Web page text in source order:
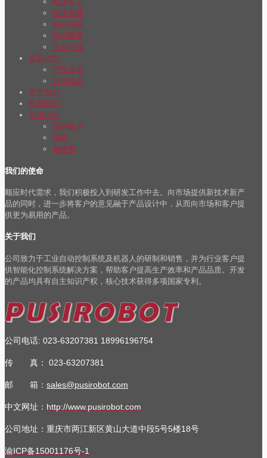
物流仓储
食品包装
纺织服装
文创行业
最新消息
产品发布
公司动态
关于我们
联系我们
商城中心
我的帐户
结账
购物车
我们的使命
顺应时代需求，我们积极投入到研发工作中去。向市场提供新技术新产
品的同时，进一步将客户的意见融于产品设计中，从而向市场和客户提
供更为易用的产品。
关于我们
公司致力于工业自动控制系统及机器人的研制和销售，并为行业客户提
供智能化控制系统解决方案，帮助客户提高生产效率和产品品质。开发
的产品均具有自主知识产权，核心技术获得多项国家专利。
公司电话: 023-63207381 18996196754
传 真： 023-63207381
邮 箱： sales@pusirobot.com
中文网址： http://www.pusirobot.com
公司地址 ：重庆市两江新区黄山大道中段5号5楼18号
渝ICP备15001176号-1